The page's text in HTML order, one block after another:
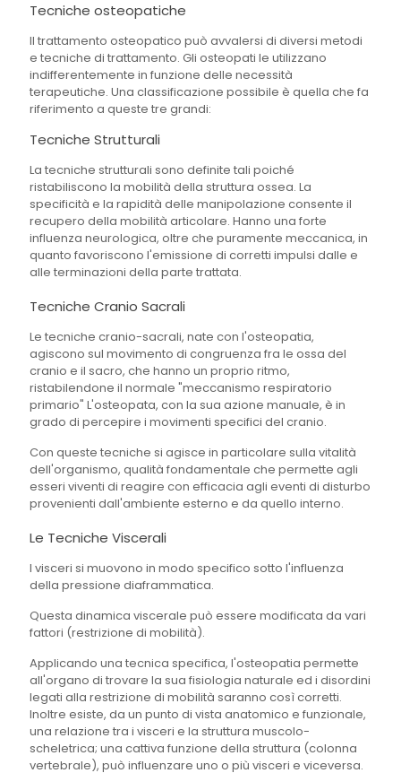
Tecniche osteopatiche
Il trattamento osteopatico può avvalersi di diversi metodi
e tecniche di trattamento. Gli osteopati le utilizzano
indifferentemente in funzione delle necessità
terapeutiche. Una classificazione possibile è quella che fa
riferimento a queste tre grandi:
Tecniche Strutturali
La tecniche strutturali sono definite tali poiché
ristabiliscono la mobilità della struttura ossea. La
specificità e la rapidità delle manipolazione consente il
recupero della mobilità articolare. Hanno una forte
influenza neurologica, oltre che puramente meccanica, in
quanto favoriscono l'emissione di corretti impulsi dalle e
alle terminazioni della parte trattata.
Tecniche Cranio Sacrali
Le tecniche cranio-sacrali, nate con l'osteopatia,
agiscono sul movimento di congruenza fra le ossa del
cranio e il sacro, che hanno un proprio ritmo,
ristabilendone il normale "meccanismo respiratorio
primario" L'osteopata, con la sua azione manuale, è in
grado di percepire i movimenti specifici del cranio.
Con queste tecniche si agisce in particolare sulla vitalità
dell'organismo, qualità fondamentale che permette agli
esseri viventi di reagire con efficacia agli eventi di disturbo
provenienti dall'ambiente esterno e da quello interno.
Le Tecniche Viscerali
I visceri si muovono in modo specifico sotto l'influenza
della pressione diaframmatica.
Questa dinamica viscerale può essere modificata da vari
fattori (restrizione di mobilità).
Applicando una tecnica specifica, l'osteopatia permette
all'organo di trovare la sua fisiologia naturale ed i disordini
legati alla restrizione di mobilità saranno così corretti.
Inoltre esiste, da un punto di vista anatomico e funzionale,
una relazione tra i visceri e la struttura muscolo-
scheletrica; una cattiva funzione della struttura (colonna
vertebrale), può influenzare uno o più visceri e viceversa.